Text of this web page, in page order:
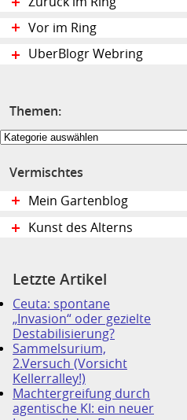
Vor im Ring
UberBlogr Webring
Themen:
Themen:
Vermischtes
Mein Gartenblog
Kunst des Alterns
Letzte Artikel
Ceuta: spontane
„Invasion“ oder gezielte
Destabilisierung?
Sammelsurium,
2.Versuch (Vorsicht
Kellerralley!)
Machtergreifung durch
agentische KI: ein neuer